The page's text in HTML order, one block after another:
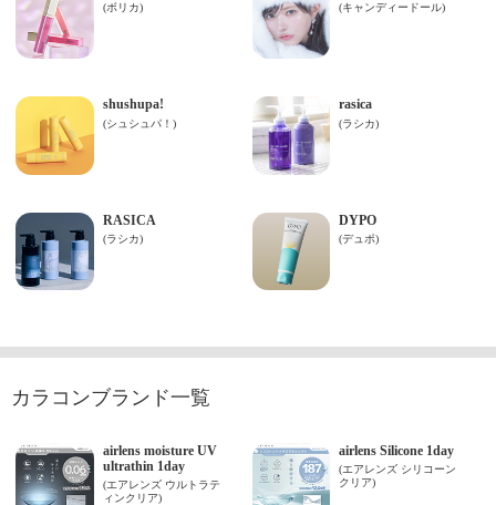
カラコンブランド一覧